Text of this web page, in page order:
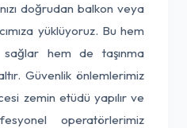
doğrudan balkon veya
yüklüyoruz. Bu hem
hem de taşınma
Güvenlik önlemlerimiz
zemin etüdü yapılır ve
operatörlerimiz